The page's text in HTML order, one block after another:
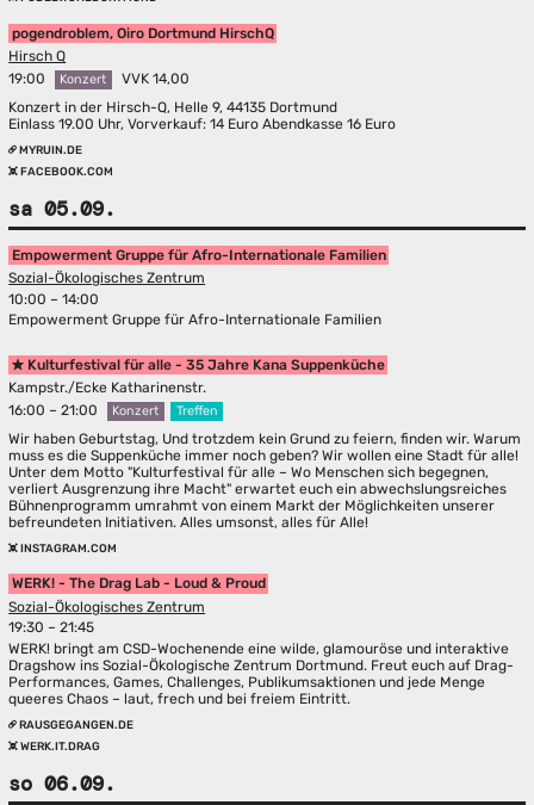
pogendroblem, Oiro Dortmund HirschQ
Hirsch Q
19:00
Konzert
VVK 14,00
Konzert in der Hirsch-Q, Helle 9, 44135 Dortmund
Einlass 19.00 Uhr, Vorverkauf: 14 Euro Abendkasse 16 Euro
MYRUIN.DE
FACEBOOK.COM
sa 05.09.
Empowerment Gruppe für Afro-Internationale Familien
Sozial-Ökologisches Zentrum
10:00 – 14:00
Empowerment Gruppe für Afro-Internationale Familien
Kulturfestival für alle - 35 Jahre Kana Suppenküche
Kampstr./Ecke Katharinenstr.
16:00 – 21:00
Konzert Treffen
Wir haben Geburtstag, Und trotzdem kein Grund zu feiern, finden wir. Warum
muss es die Suppenküche immer noch geben? Wir wollen eine Stadt für alle!
Unter dem Motto "Kulturfestival für alle – Wo Menschen sich begegnen,
verliert Ausgrenzung ihre Macht" erwartet euch ein abwechslungsreiches
Bühnenprogramm umrahmt von einem Markt der Möglichkeiten unserer
befreundeten Initiativen. Alles umsonst, alles für Alle!
INSTAGRAM.COM
WERK! - The Drag Lab - Loud & Proud
Sozial-Ökologisches Zentrum
19:30 – 21:45
WERK! bringt am CSD-Wochenende eine wilde, glamouröse und interaktive
Dragshow ins Sozial-Ökologische Zentrum Dortmund. Freut euch auf Drag-
Performances, Games, Challenges, Publikumsaktionen und jede Menge
queeres Chaos – laut, frech und bei freiem Eintritt.
RAUSGEGANGEN.DE
WERK.IT.DRAG
so 06.09.